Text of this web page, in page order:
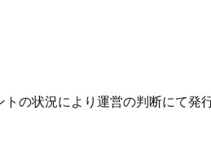
の状況により運営の判断にて発